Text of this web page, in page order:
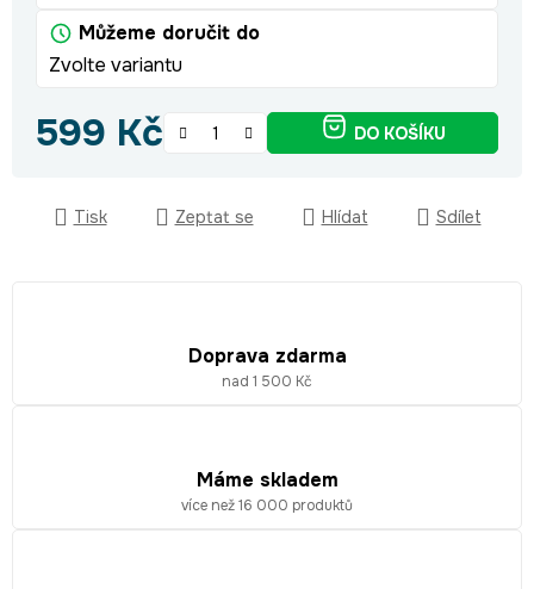
Můžeme doručit do
Zvolte variantu
599 Kč DO KOŠÍKU
Tisk Zeptat se Hlídat Sdílet
Doprava zdarma
nad 1 500 Kč
Máme skladem
více než 16 000 produktů